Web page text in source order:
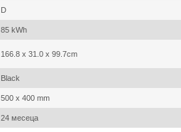
D
85 kWh
166.8 x 31.0 x 99.7cm
Black
500 x 400 mm
24 месеца